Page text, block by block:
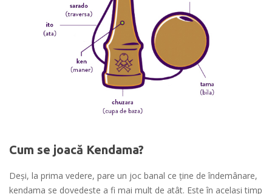
Cum se joacă Kendama?
Deși, la prima vedere, pare un joc banal ce ține de îndemânare,
kendama se dovedește a fi mai mult de atât. Este în același timp